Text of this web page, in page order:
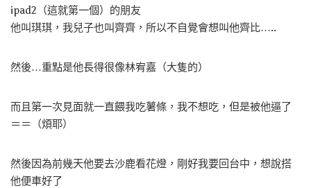
ipad2（這就第一個）的朋友
他叫琪琪，我兒子也叫齊齊，所以不自覺會想叫他齊比…..
然後…重點是他長得很像林宥嘉（大隻的）
而且第一次見面就一直餵我吃薯條，我不想吃，但是被他逼了
＝＝（煩耶）
然後因為前幾天他要去沙鹿看花燈，剛好我要回台中，想說搭
他便車好了